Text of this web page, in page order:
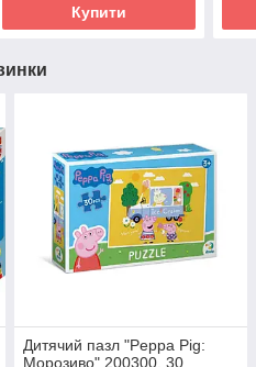
Купити
Дитячий пазл "Peppa Pig:
Морозиво" 200300, 30